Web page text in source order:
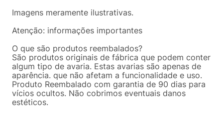
Imagens meramente ilustrativas.
Atenção: informações importantes
O que são produtos reembalados?
São produtos originais de fábrica que podem conter
algum tipo de avaria. Estas avarias são apenas de
aparência. que não afetam a funcionalidade e uso.
Produto Reembalado com garantia de 90 dias para
vícios ocultos. Não cobrimos eventuais danos
estéticos.